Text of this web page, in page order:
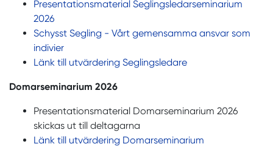
Presentationsmaterial Seglingsledarseminarium
2026
Schysst Segling - Vårt gemensamma ansvar som
indivier
Länk till utvärdering Seglingsledare
Domarseminarium 2026
Presentationsmaterial Domarseminarium 2026
skickas ut till deltagarna
Länk till utvärdering Domarseminarium